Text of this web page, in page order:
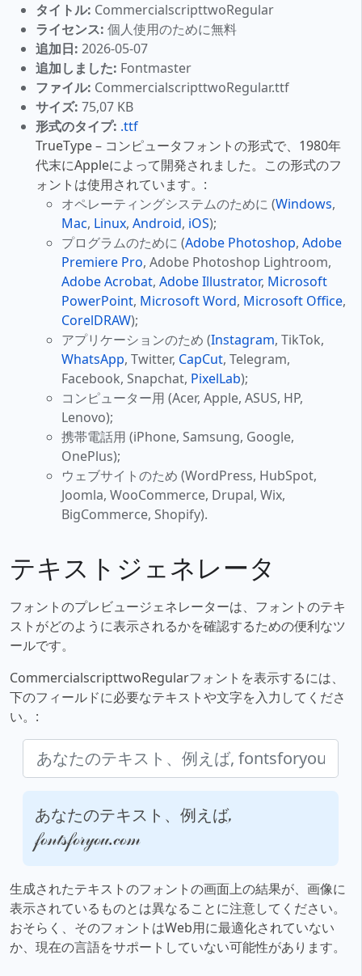
タイトル: CommercialscripttwoRegular
ライセンス: 個人使用のために無料
追加日: 2026-05-07
追加しました: Fontmaster
ファイル: CommercialscripttwoRegular.ttf
サイズ: 75,07 KB
形式のタイプ: .ttf
TrueType – コンピュータフォントの形式で、1980年
代末にAppleによって開発されました。この形式のフ
ォントは使用されています。:
オペレーティングシステムのために (Windows,
Mac, Linux, Android, iOS);
プログラムのために (Adobe Photoshop, Adobe
Premiere Pro, Adobe Photoshop Lightroom,
Adobe Acrobat, Adobe Illustrator, Microsoft
PowerPoint, Microsoft Word, Microsoft Office,
CorelDRAW);
アプリケーションのため (Instagram, TikTok,
WhatsApp, Twitter, CapCut, Telegram,
Facebook, Snapchat, PixelLab);
コンピューター用 (Acer, Apple, ASUS, HP,
Lenovo);
携帯電話用 (iPhone, Samsung, Google,
OnePlus);
ウェブサイトのため (WordPress, HubSpot,
Joomla, WooCommerce, Drupal, Wix,
BigCommerce, Shopify).
テキストジェネレータ
フォントのプレビュージェネレーターは、フォントのテキ
ストがどのように表示されるかを確認するための便利なツ
ールです。
CommercialscripttwoRegularフォントを表示するには、
下のフィールドに必要なテキストや文字を入力してくださ
い。:
あなたのテキスト、例えば,
fontsforyou.com
生成されたテキストのフォントの画面上の結果が、画像に
表示されているものとは異なることに注意してください。
おそらく、そのフォントはWeb用に最適化されていない
か、現在の言語をサポートしていない可能性があります。